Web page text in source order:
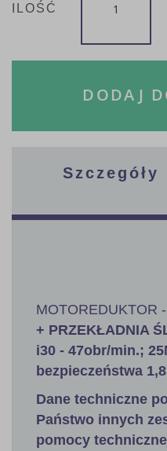
ILOŚĆ
DODAJ
Szczegóły
MOTOREDUKTOR -
+ PRZEKŁADNIA
i30 - 47obr/min.;
bezpieczeństwa
Dane techniczne
Państwo innych
pomocy